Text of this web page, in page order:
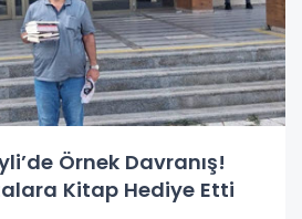
Örnek Davranış!
Kitap Hediye Etti